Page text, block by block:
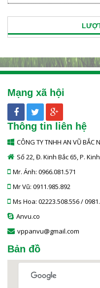
Mạng xã hội
Thông tin liên hệ
CÔNG TY TNHH AN VŨ BẮC
Số 22, Đ. Kinh Bắc 65, P.
Mr. Ánh: 0966.081.571
Mr Vũ: 0911.985.892
Ms Hoa: 02223.508.556 /
Anvu.co
vppanvu@gmail.com
Bản đồ